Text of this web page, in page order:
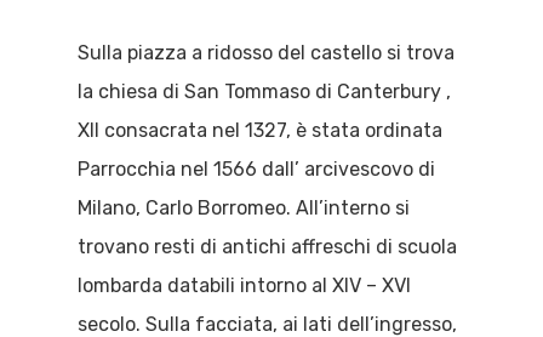
Sulla piazza a ridosso del castello si trova
la chiesa di San Tommaso di Canterbury ,
XII consacrata nel 1327, è stata ordinata
Parrocchia nel 1566 dall’ arcivescovo di
Milano, Carlo Borromeo. All’interno si
trovano resti di antichi affreschi di scuola
lombarda databili intorno al XIV – XVI
secolo. Sulla facciata, ai lati dell’ingresso,